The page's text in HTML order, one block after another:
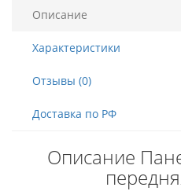
Описание
Характеристики
Отзывы (0)
Доставка по РФ
Описание